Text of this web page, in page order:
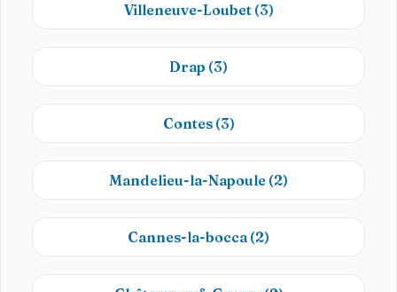
Villeneuve-Loubet (3)
Drap (3)
Contes (3)
Mandelieu-la-Napoule (2)
Cannes-la-bocca(2)